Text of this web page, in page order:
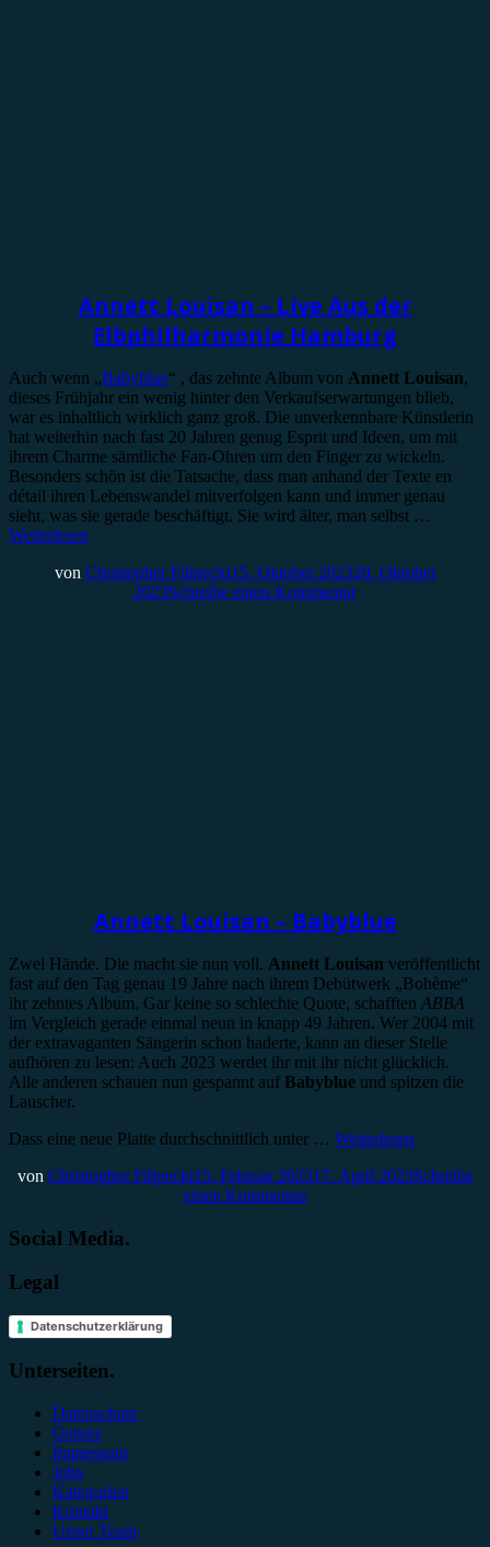
Annett Louisan – Live Aus der
Elbphilharmonie Hamburg
Auch wenn „Babyblue“ , das zehnte Album von Annett Louisan,
dieses Frühjahr ein wenig hinter den Verkaufserwartungen blieb,
war es inhaltlich wirklich ganz groß. Die unverkennbare Künstlerin
hat weiterhin nach fast 20 Jahren genug Esprit und Ideen, um mit
ihrem Charme sämtliche Fan-Ohren um den Finger zu wickeln.
Besonders schön ist die Tatsache, dass man anhand der Texte en
détail ihren Lebenswandel mitverfolgen kann und immer genau
sieht, was sie gerade beschäftigt. Sie wird älter, man selbst …
Weiterlesen
von Christopher Filipecki15. Oktober 202320. Oktober
2023Schreibe einen Kommentar
Annett Louisan – Babyblue
Zwei Hände. Die macht sie nun voll. Annett Louisan veröffentlicht
fast auf den Tag genau 19 Jahre nach ihrem Debütwerk „Bohème“
ihr zehntes Album. Gar keine so schlechte Quote, schafften ABBA
im Vergleich gerade einmal neun in knapp 49 Jahren. Wer 2004 mit
der extravaganten Sängerin schon haderte, kann an dieser Stelle
aufhören zu lesen: Auch 2023 werdet ihr mit ihr nicht glücklich.
Alle anderen schauen nun gespannt auf Babyblue und spitzen die
Lauscher.
Dass eine neue Platte durchschnittlich unter … Weiterlesen
von Christopher Filipecki15. Februar 202317. April 2023Schreibe
einen Kommentar
Social Media.
Legal
Datenschutzerklärung
Unterseiten.
Datenschutz
Genres
Impressum
Jobs
Kategorien
Kontakt
Unser Team